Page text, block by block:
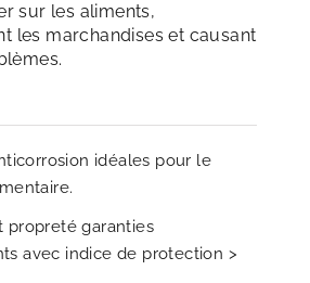
sur les aliments,
les marchandises et causant
idéales pour le
propreté garanties
avec indice de protection >